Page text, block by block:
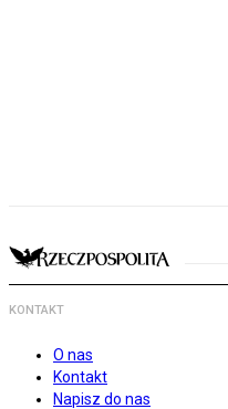
KONTAKT
O nas
Kontakt
Napisz do nas